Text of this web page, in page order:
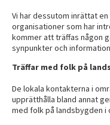
Vi har dessutom inrättat
organisationer som har
kommer att träffas någon
synpunkter och
Träffar med folk på
De lokala kontakterna i
upprätthålla bland annat
med folk på landsbygden i